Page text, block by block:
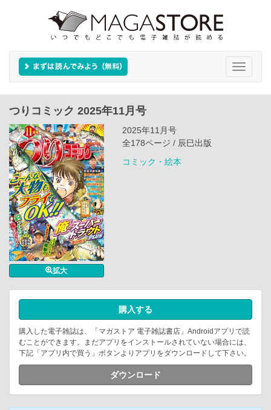
Toggle
つりコミック 2025年11月号
拡大
2025年11月号
全178ページ / 辰巳出版
コミック・絵本
購入する
購入した電子雑誌は、「マガストア 電子雑誌書店」Androidアプリで読
むことができます。まだアプリをインストールされていない場合には、
下記「アプリ内で買う」ボタンよりアプリをダウンロードして下さい。
ダウンロード